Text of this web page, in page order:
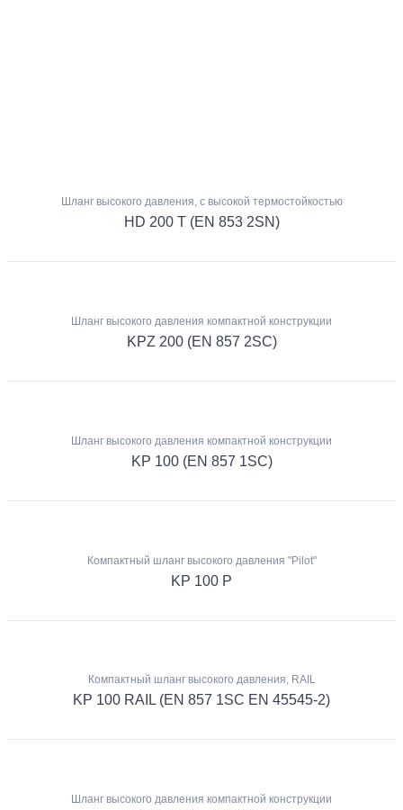
Шланг высокого давления, с высокой термостойкостью
HD 200 T (EN 853 2SN)
Шланг высокого давления компактной конструкции
KPZ 200 (EN 857 2SC)
Шланг высокого давления компактной конструкции
KP 100 (EN 857 1SC)
Компактный шланг высокого давления "Pilot"
KP 100 P
Компактный шланг высокого давления, RAIL
KP 100 RAIL (EN 857 1SC EN 45545-2)
Шланг высокого давления компактной конструкции